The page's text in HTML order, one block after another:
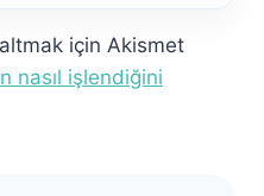
için Akismet
nasıl işlendiğini